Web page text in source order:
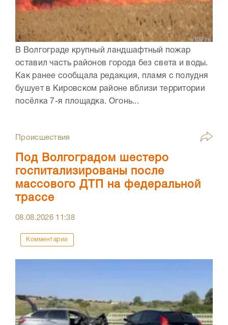
В Волгограде крупный ландшафтный пожар
оставил часть районов города без света и воды.
Как ранее сообщала редакция, пламя с полудня
бушует в Кировском районе вблизи территории
посёлка 7-я площадка. Огонь...
Происшествия
Под Волгоградом шестеро
госпитализированы после
массового ДТП на федеральной
трассе
08.08.2026 11:38
Комментарии